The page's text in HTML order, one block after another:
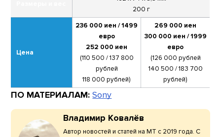
200 г
Цена
236 000 иен / 1499
евро
252 000 иен
(110 500 / 137 800
рублей
118 000 рублей)
269 000 иен
300 000 иен / 1999
евро
(126 000 рублей
140 500 / 183 700
рублей)
ПО МАТЕРИАЛАМ: Sony
Владимир Ковалёв
Автор новостей и статей на МТ с 2019 года. С